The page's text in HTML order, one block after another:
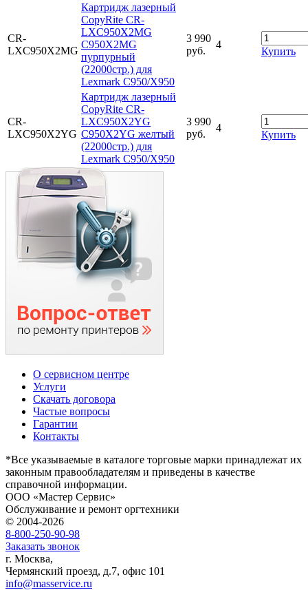
CR-
LXC950X2MG
Картридж лазерный
CopyRite CR-
LXC950X2MG
C950X2MG
пурпурный
(22000стр.) для
Lexmark C950/X950
3 990
руб.
4
Купить
CR-
LXC950X2YG
Картридж лазерный
CopyRite CR-
LXC950X2YG
C950X2YG желтый
(22000стр.) для
Lexmark C950/X950
3 990
руб.
4
Купить
О сервисном центре
Услуги
Скачать договора
Частые вопросы
Гарантии
Контакты
*Все указываемые в каталоге торговые марки принадлежат их
законным правообладателям и приведены в качестве
справочной информации.
ООО «Мастер Сервис»
Обслуживание и ремонт оргтехники
© 2004-2026
8-800-250-90-98
Заказать звонок
г. Москва,
Чермянский проезд, д.7, офис 101
info@masservice.ru